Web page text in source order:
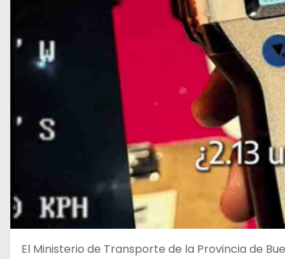
El Ministerio de Transporte de la Provincia de